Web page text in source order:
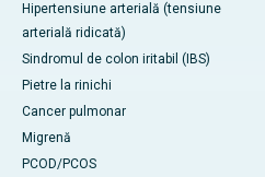
Hipertensiune arterială (tensiune
arterială ridicată)
Sindromul de colon iritabil (IBS)
Pietre la rinichi
Cancer pulmonar
Migrenă
PCOD/PCOS